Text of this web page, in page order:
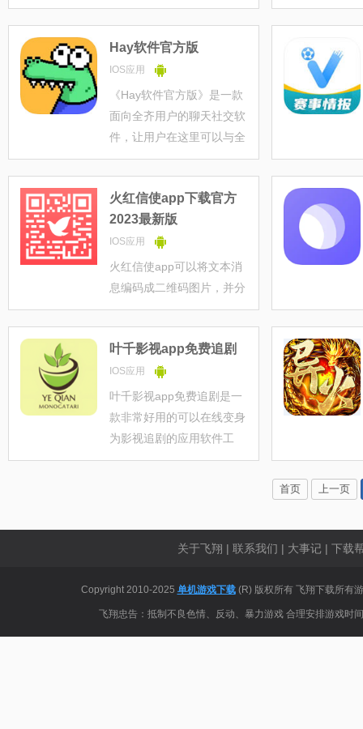
件，可以看到各种多格式和
各种复古风格内容可以在这
里选择，软件拥有机制的交
互体验，能够让你将照片变
得更具有个性化，可以通过
各种特效和剪辑工具，创作
出独一无二的摄
Hay软件官方版
IOS应用
《Hay软件官方版》是一款
面向全齐用户的聊天社交软
件，让用户在这里可以与全
球各地的人实时聊天，探索
新的世界和文化，认识不同
的人，
火红信使app下载官方
2023最新版
IOS应用
火红信使app可以将文本消
息编码成二维码图片，并分
享给实际好友，如微信好
友、QQ好友、钉钉好友
等。好友收到图片后，只需
使用该APP扫码解码，即可
还原为文本消息。
叶千影视app免费追剧
IOS应用
叶千影视app免费追剧是一
款非常好用的可以在线变身
为影视追剧的应用软件工
具，目前还可以下载，打开
找剧更方便，海量视频在线
首页 上一页
关于飞翔 | 联系我们 | 大事记 | 下载
Copyright 2010-2025 单机游戏下载(R) 版权所有 飞翔下载所有
飞翔忠告：抵制不良色情、反动、暴力游戏 合理安排游戏